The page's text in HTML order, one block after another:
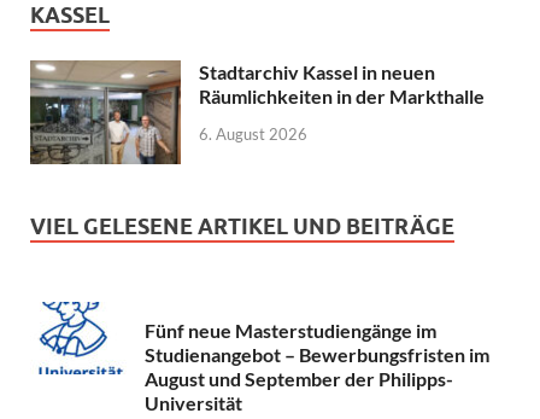
KASSEL
Stadtarchiv Kassel in neuen
Räumlichkeiten in der Markthalle
6. August 2026
VIEL GELESENE ARTIKEL UND BEITRÄGE
Fünf neue Masterstudiengänge im
Studienangebot – Bewerbungsfristen im
August und September der Philipps-
Universität